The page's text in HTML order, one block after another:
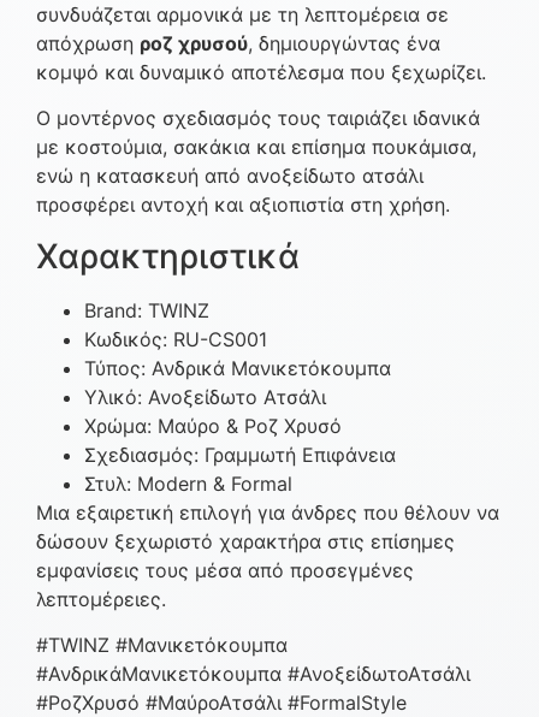
συνδυάζεται αρμονικά με τη λεπτομέρεια σε
απόχρωση ροζ χρυσού, δημιουργώντας ένα
κομψό και δυναμικό αποτέλεσμα που ξεχωρίζει.
Ο μοντέρνος σχεδιασμός τους ταιριάζει ιδανικά
με κοστούμια, σακάκια και επίσημα πουκάμισα,
ενώ η κατασκευή από ανοξείδωτο ατσάλι
προσφέρει αντοχή και αξιοπιστία στη χρήση.
Χαρακτηριστικά
Brand: TWINZ
Κωδικός: RU-CS001
Τύπος: Ανδρικά Μανικετόκουμπα
Υλικό: Ανοξείδωτο Ατσάλι
Χρώμα: Μαύρο & Ροζ Χρυσό
Σχεδιασμός: Γραμμωτή Επιφάνεια
Στυλ: Modern & Formal
Μια εξαιρετική επιλογή για άνδρες που θέλουν να
δώσουν ξεχωριστό χαρακτήρα στις επίσημες
εμφανίσεις τους μέσα από προσεγμένες
λεπτομέρειες.
#TWINZ #Μανικετόκουμπα
#ΑνδρικάΜανικετόκουμπα #ΑνοξείδωτοΑτσάλι
#ΡοζΧρυσό #ΜαύροΑτσάλι #FormalStyle